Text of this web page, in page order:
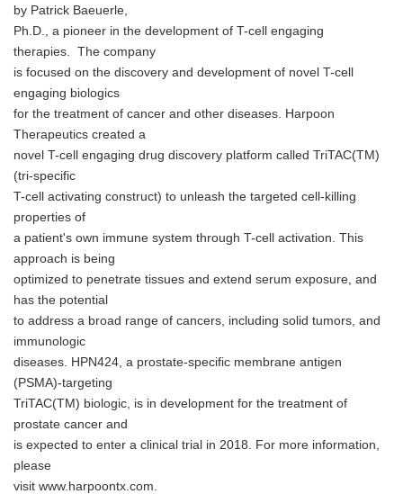
by Patrick Baeuerle,
Ph.D., a pioneer in the development of T-cell engaging
therapies. The company
is focused on the discovery and development of novel T-cell
engaging biologics
for the treatment of cancer and other diseases. Harpoon
Therapeutics created a
novel T-cell engaging drug discovery platform called TriTAC(TM)
(tri-specific
T-cell activating construct) to unleash the targeted cell-killing
properties of
a patient's own immune system through T-cell activation. This
approach is being
optimized to penetrate tissues and extend serum exposure, and
has the potential
to address a broad range of cancers, including solid tumors, and
immunologic
diseases. HPN424, a prostate-specific membrane antigen
(PSMA)-targeting
TriTAC(TM) biologic, is in development for the treatment of
prostate cancer and
is expected to enter a clinical trial in 2018. For more information,
please
visit www.harpoontx.com.